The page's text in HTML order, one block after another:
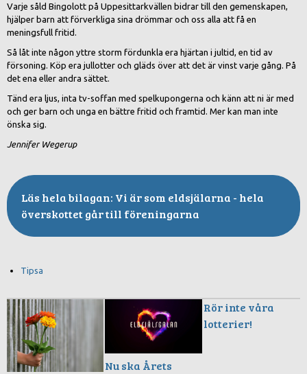
Varje såld Bingolott på Uppesittarkvällen bidrar till den gemenskapen,
hjälper barn att förverkliga sina drömmar och oss alla att få en
meningsfull fritid.
Så låt inte någon yttre storm fördunkla era hjärtan i jultid, en tid av
försoning. Köp era jullotter och gläds över att det är vinst varje gång. På
det ena eller andra sättet.
Tänd era ljus, inta tv-soffan med spelkupongerna och känn att ni är med
och ger barn och unga en bättre fritid och framtid. Mer kan man inte
önska sig.
Jennifer Wegerup
Vi är som eldsjälarna - hela
överskottet går till föreningarna
Tipsa
Nu ska Årets
Rör inte våra
lotterier!